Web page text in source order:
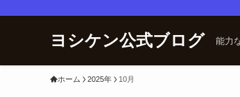
ヨシケン公式ブログ 能力
ホーム 2025年 10月